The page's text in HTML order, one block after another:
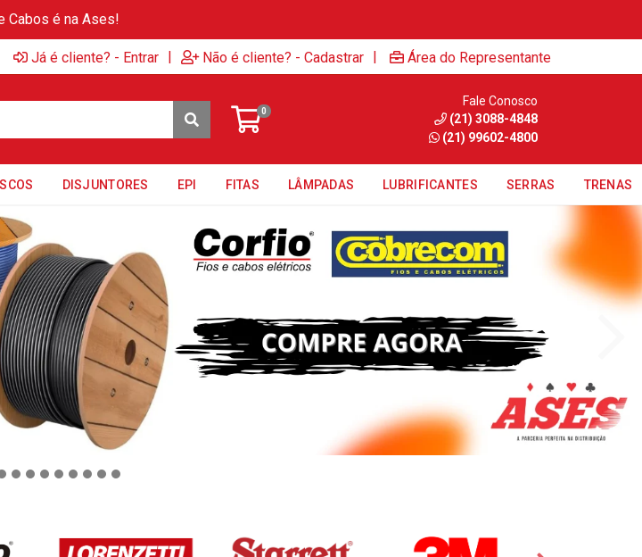
Cabos é na Ases!
Já é cliente? - Entrar | Não é cliente? - Cadastrar | Área do Representante
0
Fale Conosco
(21) 3088-4848
(21) 99602-4800
DISJUNTORES EPI FITAS LÂMPADAS LUBRIFICANTES SERRAS TRENAS